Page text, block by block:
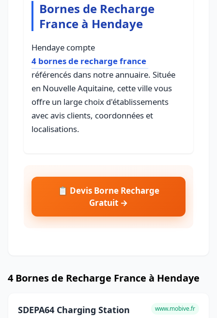
Bornes de Recharge
France à Hendaye
Hendaye compte
4 bornes de recharge france
référencés dans notre annuaire. Située
en Nouvelle Aquitaine, cette ville vous
offre un large choix d'établissements
avec avis clients, coordonnées et
localisations.
📋 Devis Borne Recharge
Gratuit →
4 Bornes de Recharge France à Hendaye
SDEPA64 Charging Station www.mobive.fr